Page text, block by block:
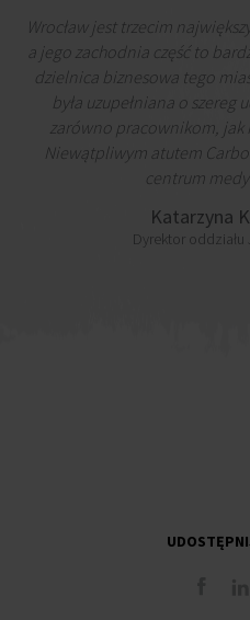
Wrocław jest trzecim
a jego zachodnia część to
dzielnica biznesowa tego
była uzupełniana o
zarówno pracownikom,
Niewątpliwym atutem
centrum
Katarzyna
Dyrektor oddziału